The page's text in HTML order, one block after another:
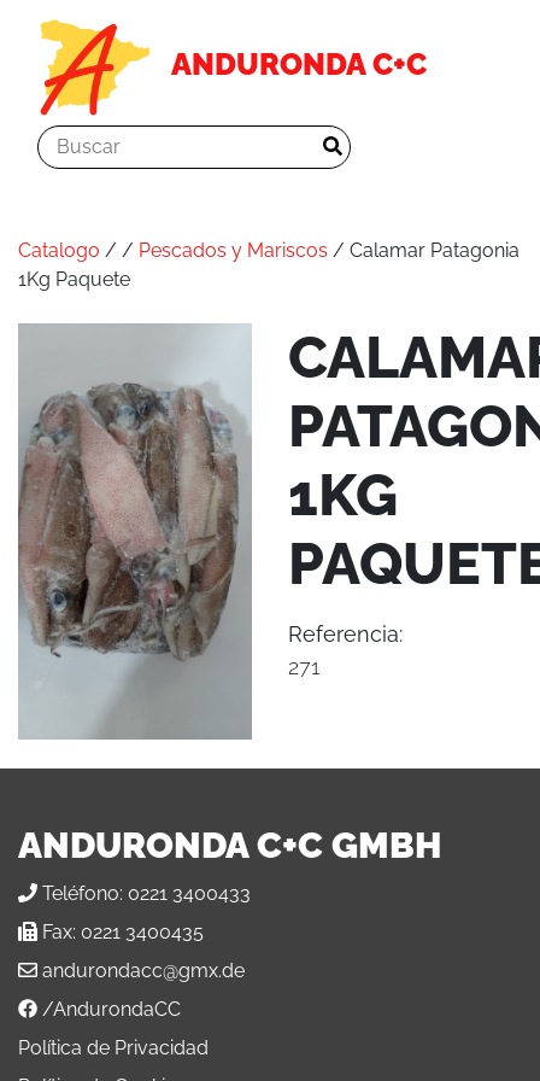
ANDURONDA C+C
Catalogo / / Pescados y Mariscos / Calamar Patagonia
1Kg Paquete
1KG
Referencia:
271
ANDURONDA C+C GMBH
Teléfono: 0221 3400433
Fax: 0221 3400435
andurondacc@gmx.de
/AndurondaCC
Política de Privacidad